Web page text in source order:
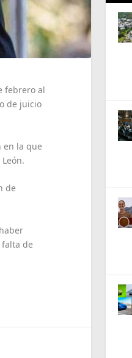
febrero al
de juicio
en la que
de
de